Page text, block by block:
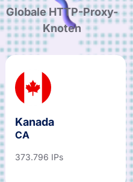
Globale HTTP-Proxy-
Knoten
Kanada
CA
373.796 IPs